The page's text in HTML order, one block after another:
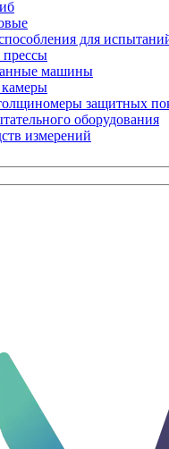
измерительные машины
профиля и формы
с ЧПУ
на усталость
пружин
деформации)
испытаний
для испытаний
машины
защитных
оборудования
измерений